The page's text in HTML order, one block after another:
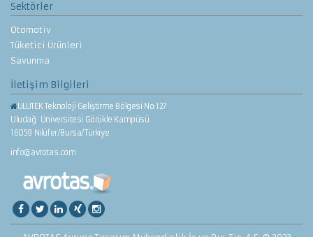
Sektörler
Otomotiv
Tüketici Ürünleri
Savunma
İletişim Bilgileri
ULUTEK Teknoloji Geliştirme Bölgesi No:127
Uludağ Üniversitesi Görükle Kampüsü
16059 Nilüfer/Bursa/Türkiye
info@avrotas.com